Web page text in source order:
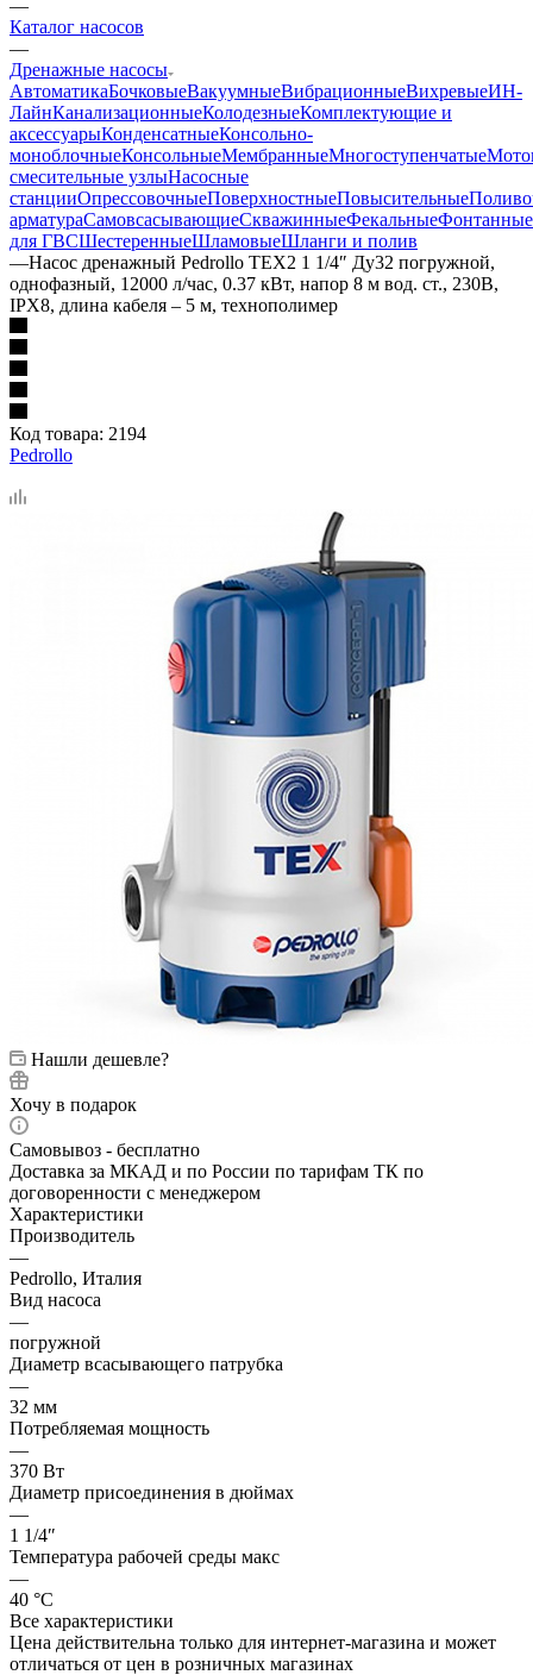
—
Каталог насосов
—
Дренажные насосы
АвтоматикаБочковыеВакуумныеВибрационныеВихревыеИН-
ЛайнКанализационныеКолодезныеКомплектующие и
аксессуарыКонденсатныеКонсольно-
моноблочныеКонсольныеМембранныеМногоступенчатые
смесительные узлыНасосные
станцииОпрессовочныеПоверхностныеПовысительные
арматураСамовсасывающиеСкважинныеФекальныеФонтанные
для ГВСШестеренныеШламовыеШланги и полив
—Насос дренажный Pedrollo TEX2 1 1/4″ Ду32 погружной,
однофазный, 12000 л/час, 0.37 кВт, напор 8 м вод. ст., 230В,
IPX8, длина кабеля – 5 м, технополимер
Код товара: 2194
Pedrollo
Нашли дешевле?
Хочу в подарок
Самовывоз - бесплатно
Доставка за МКАД и по России по тарифам ТК по
договоренности с менеджером
Характеристики
Производитель
—
Pedrollo, Италия
Вид насоса
—
погружной
Диаметр всасывающего патрубка
—
32 мм
Потребляемая мощность
—
370 Вт
Диаметр присоединения в дюймах
—
1 1/4″
Температура рабочей среды макс
—
40 °С
Все характеристики
Цена действительна только для интернет-магазина и может
отличаться от цен в розничных магазинах